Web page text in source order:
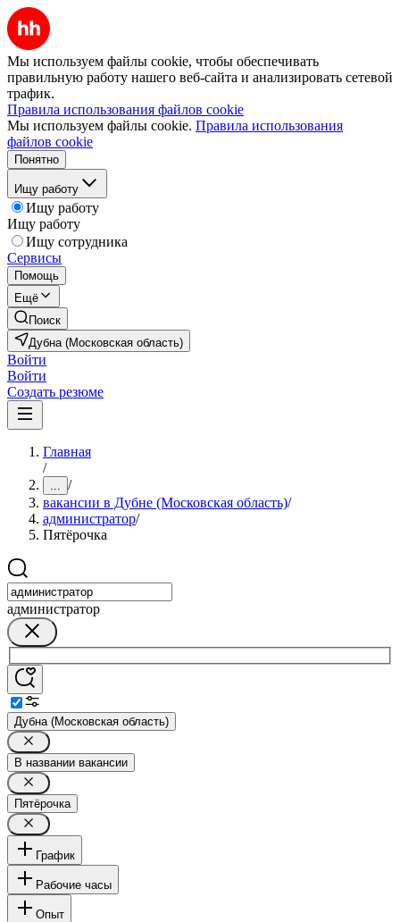
Мы используем файлы cookie, чтобы обеспечивать
правильную работу нашего веб-сайта и анализировать сетевой
трафик.
Правила использования файлов cookie
Мы используем файлы cookie. Правила использования
файлов cookie
Понятно
Ищу работу
Ищу работу
Ищу работу
Ищу сотрудника
Сервисы
Помощь
Ещё
Поиск
Дубна (Московская область)
Войти
Войти
Создать резюме
Главная
/
... /
вакансии в Дубне (Московская область)/
администратор/
Пятёрочка
администратор
Дубна (Московская область)
В названии вакансии
Пятёрочка
График
Рабочие часы
Опыт